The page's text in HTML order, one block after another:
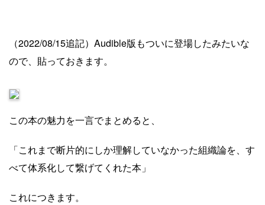
（2022/08/15追記）Audible版もついに登場したみたいな
ので、貼っておきます。
この本の魅力を一言でまとめると、
「これまで断片的にしか理解していなかった組織論を、す
べて体系化して繋げてくれた本」
これにつきます。